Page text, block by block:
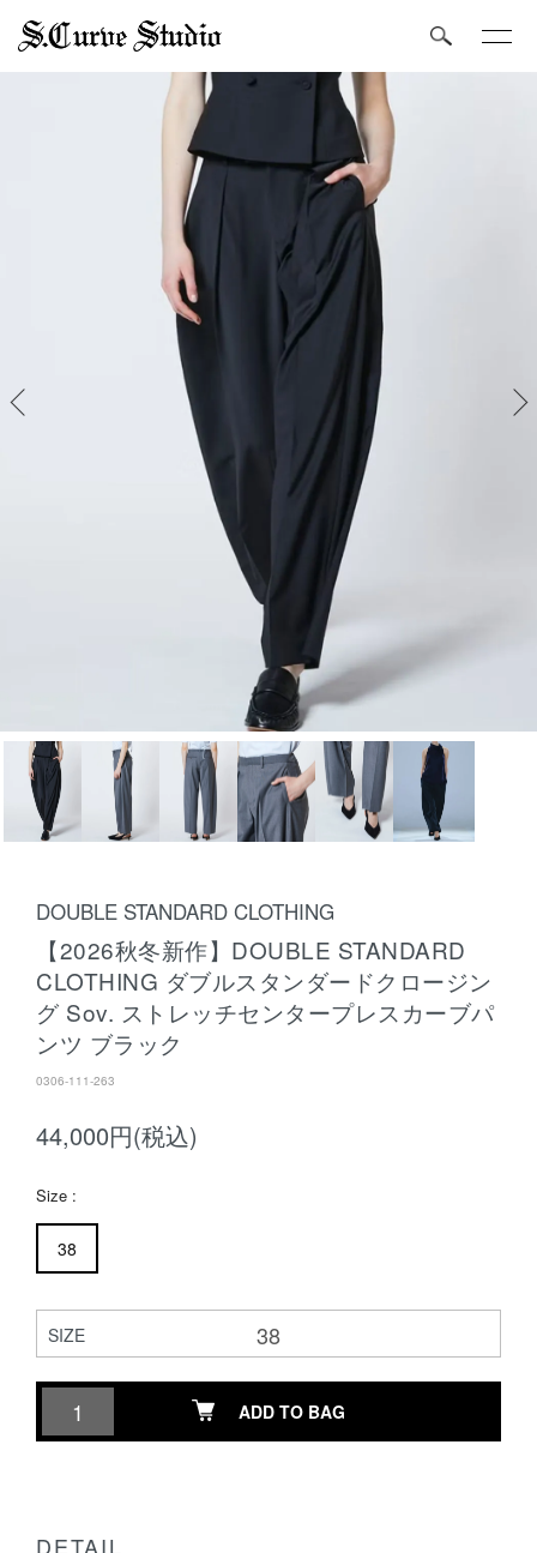
DOUBLE STANDARD CLOTHING
【2026秋冬新作】DOUBLE STANDARD
CLOTHING ダブルスタンダードクロージン
グ Sov. ストレッチセンタープレスカーブパ
ンツ ブラック
0306-111-263
44,000円(税込)
Size :
38
SIZE
ADD TO BAG
DETAIL